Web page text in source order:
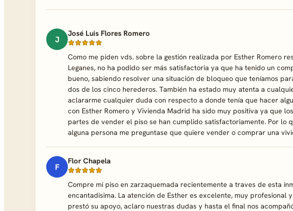
J
José Luis Flores Romero
Como me piden vds. sobre la gestión realizada por Esther Romero
Leganes, no ha podido ser más satisfactoria ya que ha tenido un
bueno, sabiendo resolver una situación de bloqueo que teníamos
dos de los cinco herederos. También ha estado muy atenta a
aclararme cualquier duda con respecto a donde tenía que hacer
con Esther Romero y Vivienda Madrid ha sido muy positiva ya que
partes de vender el piso se han cumplido satisfactoriamente. Por lo
alguna persona me preguntase que quiere vender o comprar una
F
Flor Chapela
Compre mi piso en zarzaquemada recientemente a traves de esta
encantadisima. La atención de Esther es excelente, muy profesional
prestó su apoyo, aclaro nuestras dudas y hasta el final nos